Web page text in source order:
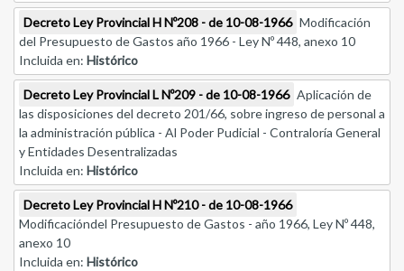
Decreto Ley Provincial H Nº208 - de 10-08-1966 Modificación
del Presupuesto de Gastos año 1966 - Ley Nº 448, anexo 10
Incluida en: Histórico
Decreto Ley Provincial L Nº209 - de 10-08-1966 Aplicación de
las disposiciones del decreto 201/66, sobre ingreso de personal a
la administración pública - Al Poder Pudicial - Contraloría General
y Entidades Desentralizadas
Incluida en: Histórico
Decreto Ley Provincial H Nº210 - de 10-08-1966
Modificacióndel Presupuesto de Gastos - año 1966, Ley Nº 448,
anexo 10
Incluida en: Histórico